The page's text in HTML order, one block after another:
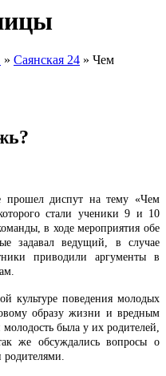
» Саянская 24 » Чем
диспут на тему «Чем
стали ученики 9 и 10
в ходе мероприятия обе
задавал ведущий, в случае
приводили аргументы в
культуре поведения молодых
образу жизни и вредным
была у их родителей,
же обсуждались вопросы о